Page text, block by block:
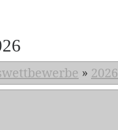
» 2026